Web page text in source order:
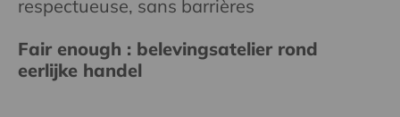
respectueuse, sans barrières
Fair enough : belevingsatelier rond
eerlijke handel